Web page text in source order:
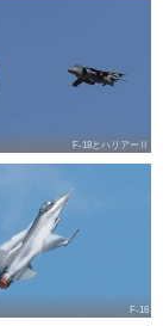
F-18とハリアーⅡ
F-16